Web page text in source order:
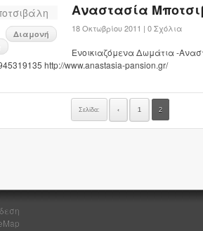
Διαμονή
Αναστασία
18 Οκτωβρίου 2011 | 0 Σχόλια
Ενοικιαζόμενα Δωμάτια -
http://www.anastasia-pansion.gr/
Σελίδα: ‹ 1 2